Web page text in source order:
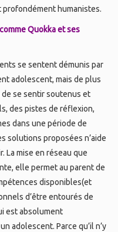
humanistes.
Quokka et ses
se sentent démunis par
adolescent, mais de plus
de se sentir soutenus et
des pistes de réflexion,
dans une période de
solutions proposées n’aide
La mise en réseau que
elle permet au parent de
disponibles(et
d’être entourés de
est absolument
adolescent. Parce qu’il n’y